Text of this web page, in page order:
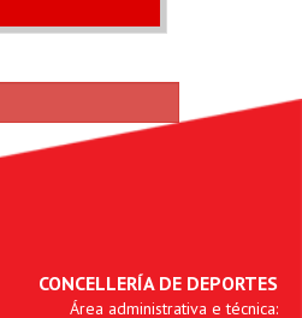
CONCELLERÍA DE DEPORTES
Área administrativa e técnica: